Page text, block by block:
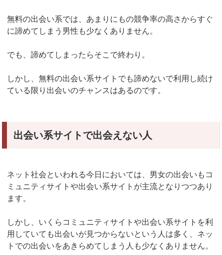
無料の出会い系では、あまりにもの競争率の高さからすぐ
に諦めてしまう男性も少なくありません。
でも、諦めてしまったらそこで終わり。
しかし、無料の出会い系サイトでも諦めないで利用し続け
ている限り出会いのチャンスはあるのです。
出会い系サイトで出会えない人
ネット社会といわれる今日においては、男女の出会いもコ
ミュニティサイトや出会い系サイトが主流となりつつあり
ます。
しかし、いくらコミュニティサイトや出会い系サイトを利
用していても出会いが見つからないという人は多く、ネッ
トでの出会いをあきらめてしまう人も少なくありません。